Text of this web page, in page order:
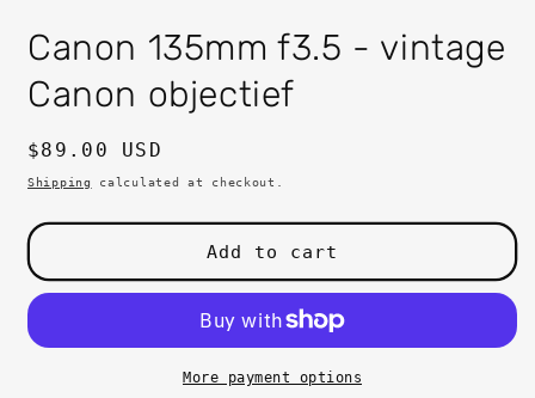
Canon 135mm f3.5 - vintage
Canon objectief
Regular
price
$89.00 USD
Shipping calculated at checkout.
Add to cart
More payment options